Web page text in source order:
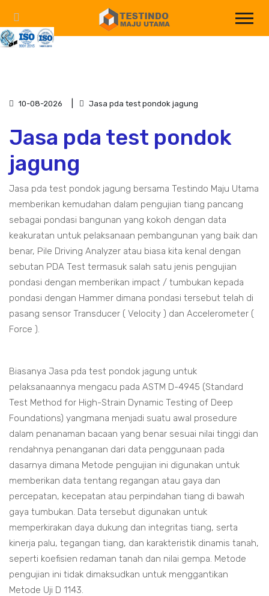
10-08-2026 Jasa pda test pondok jagung
Jasa pda test pondok
jagung
Jasa pda test pondok jagung bersama Testindo Maju Utama
memberikan kemudahan dalam pengujian tiang pancang
sebagai pondasi bangunan yang kokoh dengan data
keakuratan untuk pelaksanaan pembangunan yang baik dan
benar, Pile Driving Analyzer atau biasa kita kenal dengan
sebutan PDA Test termasuk salah satu jenis pengujian
pondasi dengan memberikan impact / tumbukan kepada
pondasi dengan Hammer dimana pondasi tersebut telah di
pasang sensor Transducer ( Velocity ) dan Accelerometer (
Force ).
Biasanya Jasa pda test pondok jagung untuk
pelaksanaannya mengacu pada ASTM D-4945 (Standard
Test Method for High-Strain Dynamic Testing of Deep
Foundations) yangmana menjadi suatu awal prosedure
dalam penanaman bacaan yang benar sesuai nilai tinggi dan
rendahnya penanganan dari data penggunaan pada
dasarnya dimana Metode pengujian ini digunakan untuk
memberikan data tentang regangan atau gaya dan
percepatan, kecepatan atau perpindahan tiang di bawah
gaya tumbukan. Data tersebut digunakan untuk
memperkirakan daya dukung dan integritas tiang, serta
kinerja palu, tegangan tiang, dan karakteristik dinamis tanah,
seperti koefisien redaman tanah dan nilai gempa. Metode
pengujian ini tidak dimaksudkan untuk menggantikan
Metode Uji D 1143.